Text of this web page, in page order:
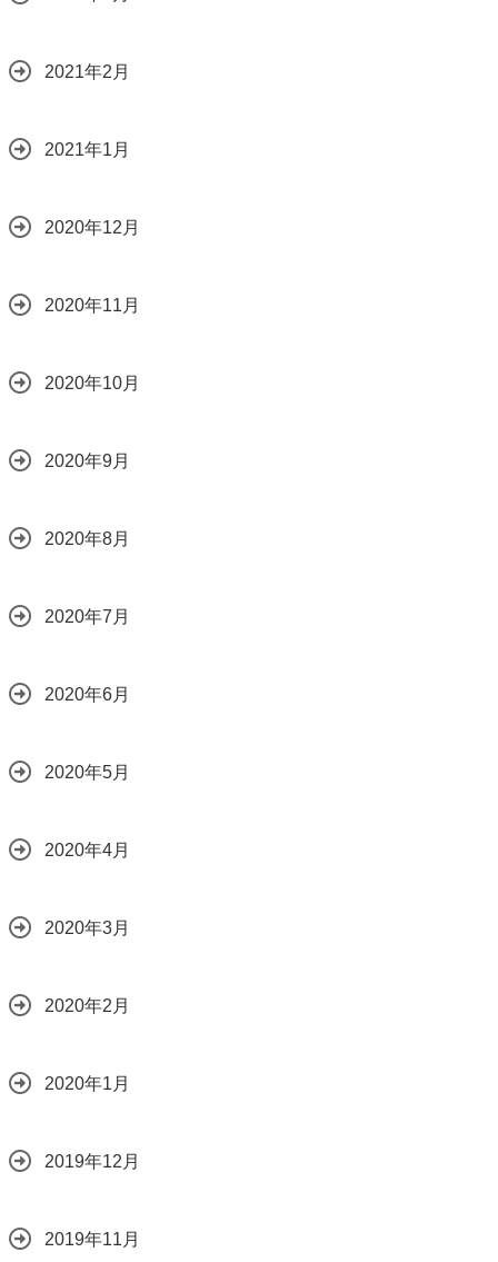
2021年2月
2021年1月
2020年12月
2020年11月
2020年10月
2020年9月
2020年8月
2020年7月
2020年6月
2020年5月
2020年4月
2020年3月
2020年2月
2020年1月
2019年12月
2019年11月